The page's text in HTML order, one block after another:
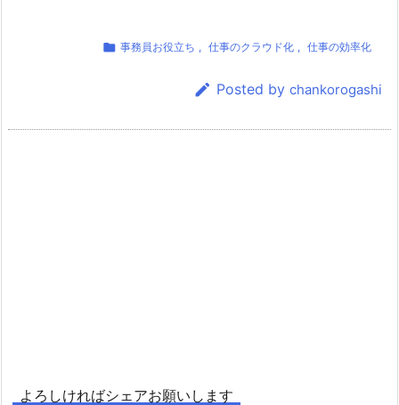
 事務員お役立ち , 仕事のクラウド化 , 仕事の効率化
 Posted by chankorogashi
よろしければシェアお願いします